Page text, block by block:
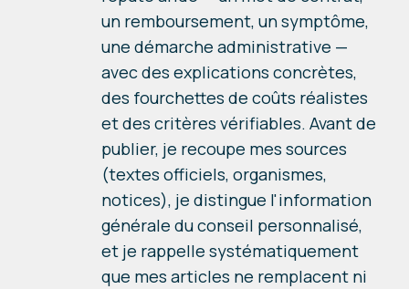
un remboursement, un symptôme,
une démarche administrative —
avec des explications concrètes,
des fourchettes de coûts réalistes
et des critères vérifiables. Avant de
publier, je recoupe mes sources
(textes officiels, organismes,
notices), je distingue l'information
générale du conseil personnalisé,
et je rappelle systématiquement
que mes articles ne remplacent ni